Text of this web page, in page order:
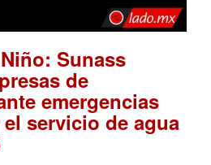
Sunass
de
emergencias
servicio de agua